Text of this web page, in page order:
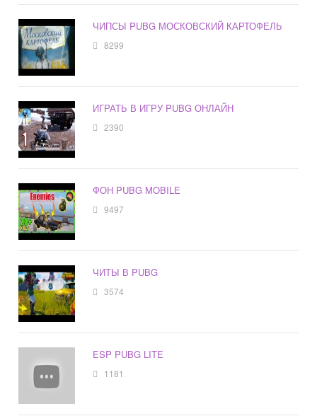
ЧИПСЫ PUBG МОСКОВСКИЙ КАРТОФЕЛЬ
8299
ИГРАТЬ В ИГРУ PUBG ОНЛАЙН
2390
ФОН PUBG MOBILE
9497
ЧИТЫ В PUBG
3574
ESP PUBG LITE
1181